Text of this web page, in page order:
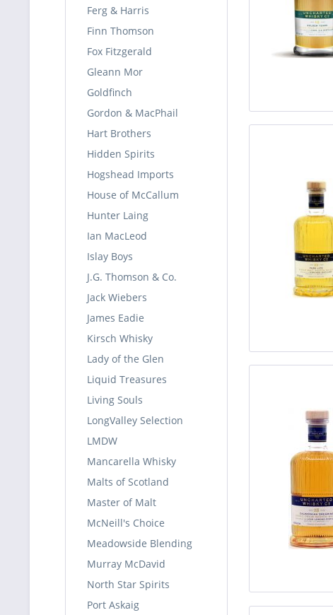
Ferg & Harris
Finn Thomson
Fox Fitzgerald
Gleann Mor
Goldfinch
Gordon & MacPhail
Hart Brothers
Hidden Spirits
Hogshead Imports
House of McCallum
Hunter Laing
Ian MacLeod
Islay Boys
J.G. Thomson & Co.
Jack Wiebers
James Eadie
Kirsch Whisky
Lady of the Glen
Liquid Treasures
Living Souls
LongValley Selection
LMDW
Mancarella Whisky
Malts of Scotland
Master of Malt
McNeill's Choice
Meadowside Blending
Murray McDavid
North Star Spirits
Port Askaig